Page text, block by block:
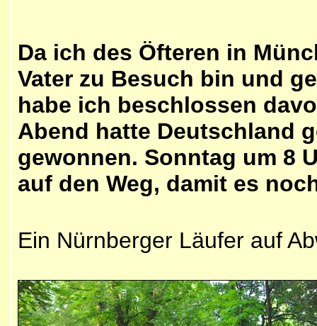
Da ich des Öfteren in
Vater zu Besuch bin und
habe ich beschlossen
Abend hatte Deutschland
gewonnen. Sonntag um 8
auf den Weg, damit es
Ein Nürnberger Läufer auf